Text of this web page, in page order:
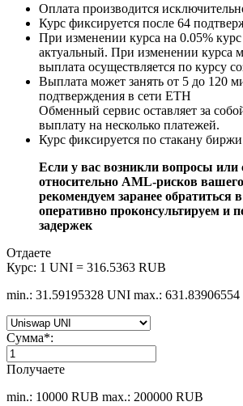
Оплата производится
Курс фиксируется после 64
При изменении курса на 0.05% курс
актуальный. При изменении курса
выплата осуществляется по курсу
Выплата может занять от 5 до 120
подтверждения в сети ETH
Обменный сервис оставляет за
выплату на несколько платежей.
Курс фиксируется по стакану биржи
Если у вас возникли вопросы или
относительно AML-рисков
рекомендуем заранее
оперативно проконсультируем и
задержек
Отдаете
Курс: 1 UNI = 316.5363 RUB
min.: 31.59195328 UNI max.:
Сумма*:
Получаете
min.: 10000 RUB max.: 200000 RUB